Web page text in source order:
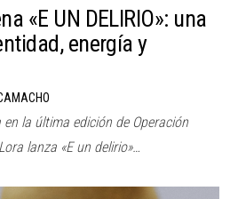
«E UN DELIRIO»: una
energía y
la última edición de Operación
lanza «E un delirio»…